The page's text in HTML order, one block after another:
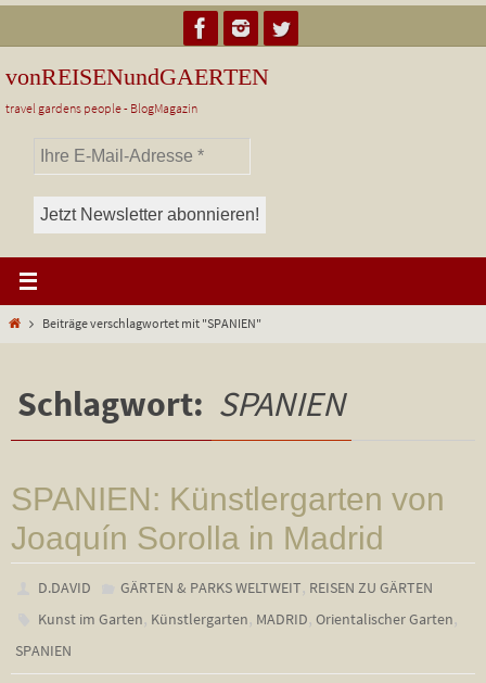
Inhalt
springen
vonREISENundGAERTEN
travel gardens people - BlogMagazin
StartBeiträge verschlagwortet mit "SPANIEN"
Schlagwort: SPANIEN
SPANIEN: Künstlergarten von
Joaquín Sorolla in Madrid
D.DAVID GÄRTEN & PARKS WELTWEIT, REISEN ZU GÄRTEN
Kunst im Garten, Künstlergarten, MADRID,Orientalischer Garten,
SPANIEN